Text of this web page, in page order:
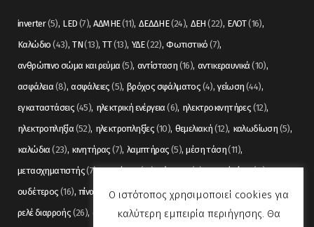
inverter(5) LED (7) ΑΔΜΗΕ(11) ΔΕΔΔΗΕ(24) ΔΕΗ (22) ΕΛΟΤ(16)
Καλώδιο (43) ΤΝ(13) ΤΤ(13) ΥΔΕ(22) Φωτιστικό (7)
ανθρώπινο σώμα και ρεύμα (5) αντίσταση (16) αντικεραυνικά (10)
ασφάλεια (8) ασφάλειες (5) βρόχος σφάλματος (4) γείωση (44)
εγκαταστάσεις (45) ηλεκτρική ενέργεια (6) ηλεκτροκινητήρες (12)
ηλεκτροπληξία (52) ηλεκτροπληξίες (10) θεμελιακή (12) καλωδίωση (5)
καλώδια (23) κινητήρας (7) λαμπτήρας (5) μέση τάση(11)
μετασχηματιστής(7) μετρήσεις(12) μόνωση(6) οπτικές ίνες(11)
ουδέτερος (16) πίνακας (17) πίνακες(7) πυρανίχνευση (6) ρελέ(36)
ρελέ διαρροής (26) συναγερμός(5) σωληνώσεις(5) τάση(13)
Ο ιστότοπος χρησιμοποιεί cookies για
καλύτερη εμπειρία περιήγησης. Θα